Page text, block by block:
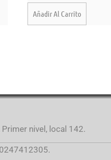
Añadir Al Carrito
nivel, local 142.